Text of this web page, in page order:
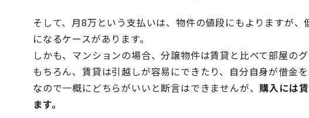
そして、月8万という支払いは、物件の値段にもよりますが
になるケースがあります。
しかも、マンションの場合、分譲物件は賃貸と比べて部屋の
もちろん、賃貸は引越しが容易にできたり、自分自身が借金
なので一概にどちらがいいと断言はできませんが、購入には
ます。